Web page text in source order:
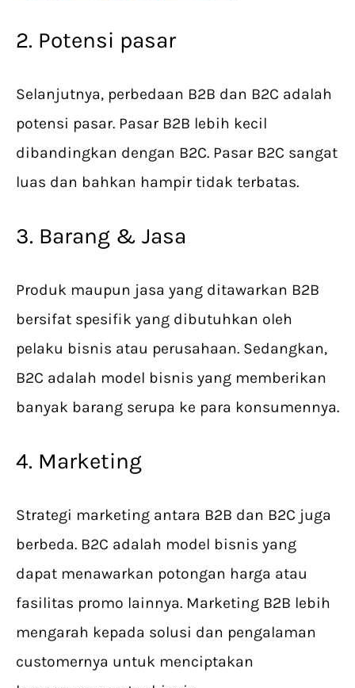
2. Potensi pasar
Selanjutnya, perbedaan B2B dan B2C adalah
potensi pasar. Pasar B2B lebih kecil
dibandingkan dengan B2C. Pasar B2C sangat
luas dan bahkan hampir tidak terbatas.
3. Barang & Jasa
Produk maupun jasa yang ditawarkan B2B
bersifat spesifik yang dibutuhkan oleh
pelaku bisnis atau perusahaan. Sedangkan,
B2C adalah model bisnis yang memberikan
banyak barang serupa ke para konsumennya.
4. Marketing
Strategi marketing antara B2B dan B2C juga
berbeda. B2C adalah model bisnis yang
dapat menawarkan potongan harga atau
fasilitas promo lainnya. Marketing B2B lebih
mengarah kepada solusi dan pengalaman
customernya untuk menciptakan